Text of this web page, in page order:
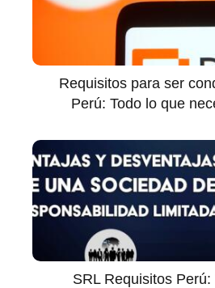
Requisitos para ser
Perú: Todo lo que
SRL Requisitos Perú: